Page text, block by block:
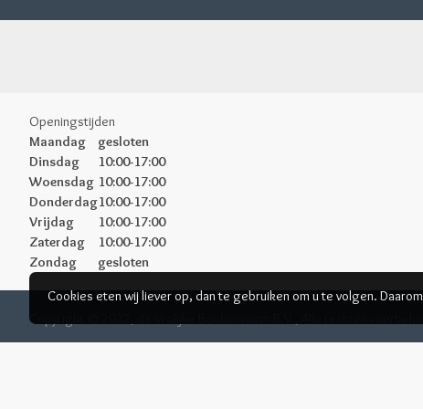
Openingstijden
Maandag
gesloten
Dinsdag
10:00-17:00
Woensdag 10:00-17:00
Donderdag10:00-17:00
Vrijdag
10:00-17:00
Zaterdag
10:00-17:00
Zondag
gesloten
Copyright © 2022, de Vrolijke Boekenwurm B.V., Alle rechten
Cookies eten wij liever op, dan te gebruiken om u te volgen.